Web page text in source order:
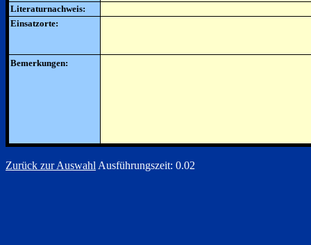
Literaturnachweis:
Einsatzorte:
Bemerkungen:
Zurück zur Auswahl Ausführungszeit: 0.02